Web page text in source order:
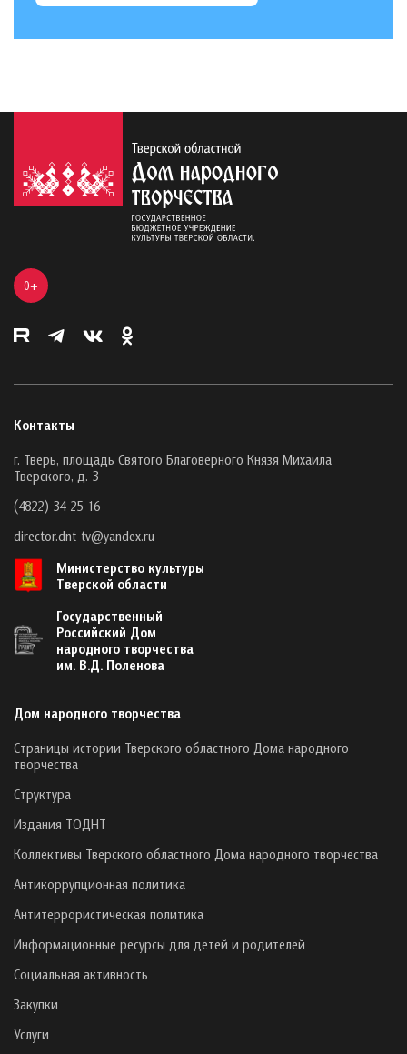
0+
Контакты
г. Тверь, площадь Святого Благоверного Князя Михаила
Тверского, д. 3
(4822) 34-25-16
director.dnt-tv@yandex.ru
Министерство культуры
Тверской области
Государственный
Российский Дом
народного творчества
им. В.Д. Поленова
Дом народного творчества
Страницы истории Тверского областного Дома народного
творчества
Структура
Издания ТОДНТ
Коллективы Тверского областного Дома народного творчества
Антикоррупционная политика
Антитеррористическая политика
Информационные ресурсы для детей и родителей
Социальная активность
Закупки
Услуги